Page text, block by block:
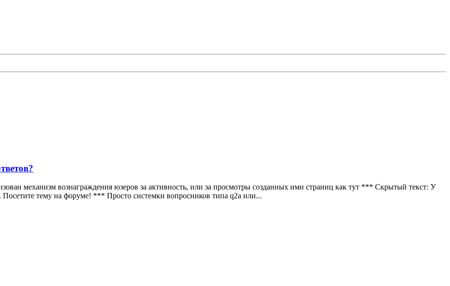
механизм вознаграждения юзеров за активность, или за просмотры созданных ими страниц как тут *** Скрытый текст: У
Посетите тему на форуме! *** Просто системки вопросников типа q2a или...